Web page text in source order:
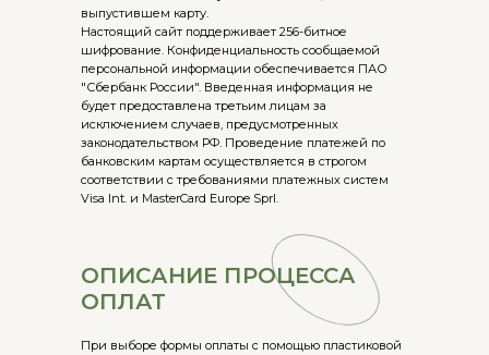
выпустившем карту.
Настоящий сайт поддерживает 256-битное
шифрование. Конфиденциальность сообщаемой
персональной информации обеспечивается ПАО
"Сбербанк России". Введенная информация не
будет предоставлена третьим лицам за
исключением случаев, предусмотренных
законодательством РФ. Проведение платежей по
банковским картам осуществляется в строгом
соответствии с требованиями платежных систем
Visa Int. и MasterCard Europe Sprl.
ОПИСАНИЕ ПРОЦЕССА
ОПЛАТ
При выборе формы оплаты с помощью пластиковой